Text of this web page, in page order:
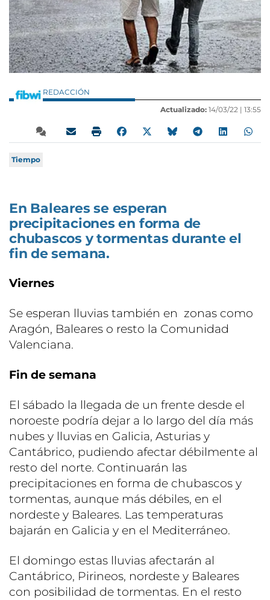
REDACCIÓN
Actualizado: 14/03/22 | 13:55
Tiempo
En Baleares se esperan
precipitaciones en forma de
chubascos y tormentas durante el
fin de semana.
Viernes
Se esperan lluvias también en zonas como
Aragón, Baleares o resto la Comunidad
Valenciana.
Fin de semana
El sábado la llegada de un frente desde el
noroeste podría dejar a lo largo del día más
nubes y lluvias en Galicia, Asturias y
Cantábrico, pudiendo afectar débilmente al
resto del norte. Continuarán las
precipitaciones en forma de chubascos y
tormentas, aunque más débiles, en el
nordeste y Baleares. Las temperaturas
bajarán en Galicia y en el Mediterráneo.
El domingo estas lluvias afectarán al
Cantábrico, Pirineos, nordeste y Baleares
con posibilidad de tormentas. En el resto